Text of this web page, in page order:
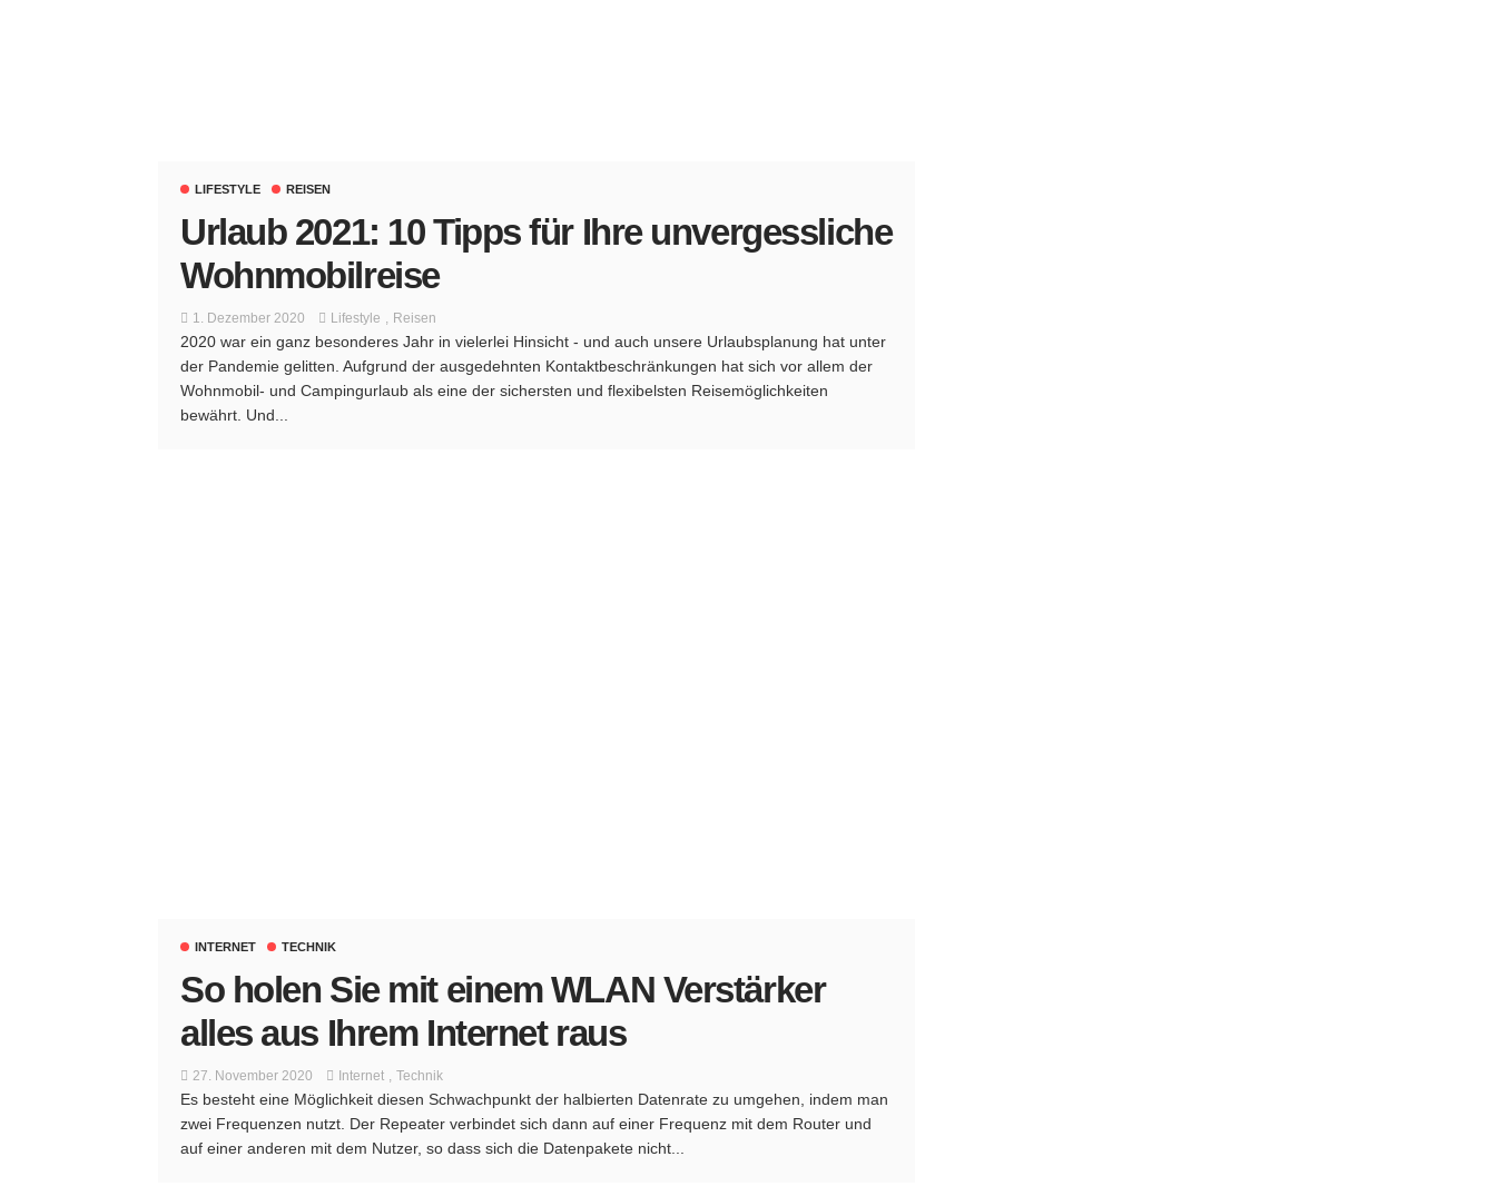
LIFESTYLE REISEN
Urlaub 2021: 10 Tipps für Ihre unvergessliche
Wohnmobilreise
1. Dezember 2020 Lifestyle Reisen
2020 war ein ganz besonderes Jahr in vielerlei Hinsicht - und auch unsere Urlaubsplanung hat unter
der Pandemie gelitten. Aufgrund der ausgedehnten Kontaktbeschränkungen hat sich vor allem der
Wohnmobil- und Campingurlaub als eine der sichersten und flexibelsten Reisemöglichkeiten
bewährt. Und...
INTERNET TECHNIK
So holen Sie mit einem WLAN Verstärker
alles aus Ihrem Internet raus
27. November 2020 Internet Technik
Es besteht eine Möglichkeit diesen Schwachpunkt der halbierten Datenrate zu umgehen, indem man
zwei Frequenzen nutzt. Der Repeater verbindet sich dann auf einer Frequenz mit dem Router und
auf einer anderen mit dem Nutzer, so dass sich die Datenpakete nicht...